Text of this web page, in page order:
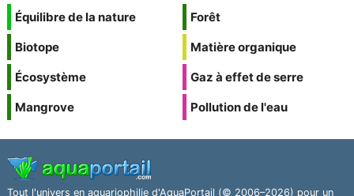
Équilibre de la nature
Biotope
Écosystème
Mangrove
Forêt
Matière organique
Gaz à effet de serre
Pollution de l'eau
Tout l'univers en aquariophilie d'AquaPortail (© 2006–2026) pour un